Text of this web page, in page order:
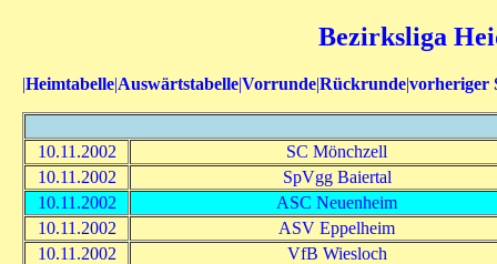
Bezirksliga
|Heimtabelle|Auswärtstabelle|Vorrunde|Rückrunde|vorheriger
10.11.2002
SC Mönchzell
10.11.2002
SpVgg Baiertal
10.11.2002
ASC Neuenheim
10.11.2002
ASV Eppelheim
10.11.2002
VfB Wiesloch